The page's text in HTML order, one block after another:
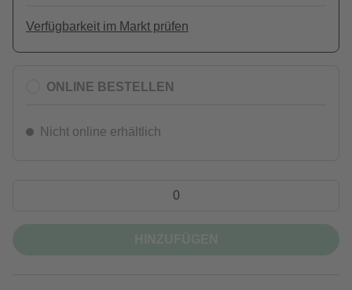
Verfügbarkeit im Markt prüfen
ONLINE BESTELLEN
Nicht online erhältlich